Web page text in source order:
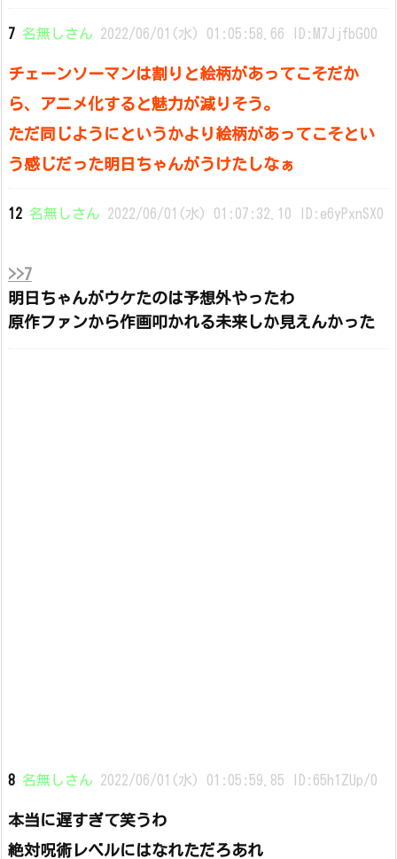
7 名無しさん 2022/06/01(水) 01:05:58.66 ID:M7JjfbG00
チェーンソーマンは割りと絵柄があってこそだか
ら、アニメ化すると魅力が減りそう。
ただ同じようにというかより絵柄があってこそとい
う感じだった明日ちゃんがうけたしなぁ
12 名無しさん 2022/06/01(水) 01:07:32.10 ID:e6yPxnSX0
>>7
明日ちゃんがウケたのは予想外やったわ
原作ファンから作画叩かれる未来しか見えんかった
8 名無しさん 2022/06/01(水) 01:05:59.85 ID:65h1ZUp/0
本当に遅すぎて笑うわ
絶対呪術レベルにはなれただろあれ